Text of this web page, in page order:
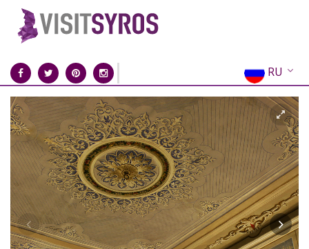
RU
EN
EL
FR
DE
IT
ES